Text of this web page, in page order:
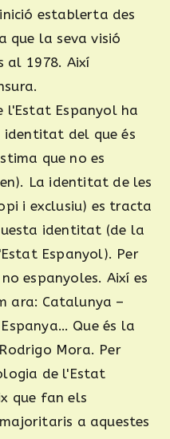
establerta des
que la seva visió
al 1978. Així
l'Estat Espanyol ha
del que és
que no es
La identitat de les
i exclusiu) es tracta
identitat (de la
Espanyol). Per
espanyoles. Així es
ara: Catalunya –
Que és la
Mora. Per
de l'Estat
que fan els
a aquestes